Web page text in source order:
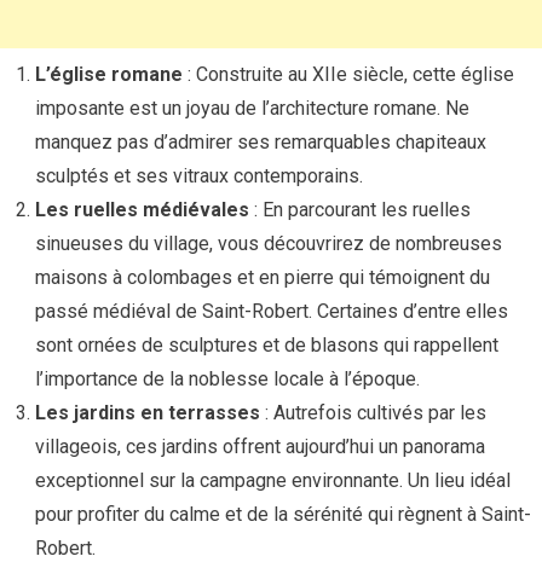
L’église romane : Construite au XIIe siècle, cette église
imposante est un joyau de l’architecture romane. Ne
manquez pas d’admirer ses remarquables chapiteaux
sculptés et ses vitraux contemporains.
Les ruelles médiévales : En parcourant les ruelles
sinueuses du village, vous découvrirez de nombreuses
maisons à colombages et en pierre qui témoignent du
passé médiéval de Saint-Robert. Certaines d’entre elles
sont ornées de sculptures et de blasons qui rappellent
l’importance de la noblesse locale à l’époque.
Les jardins en terrasses : Autrefois cultivés par les
villageois, ces jardins offrent aujourd’hui un panorama
exceptionnel sur la campagne environnante. Un lieu idéal
pour profiter du calme et de la sérénité qui règnent à Saint-
Robert.